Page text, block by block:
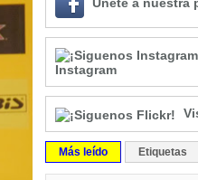
Instagram
Más leído Etiquetas